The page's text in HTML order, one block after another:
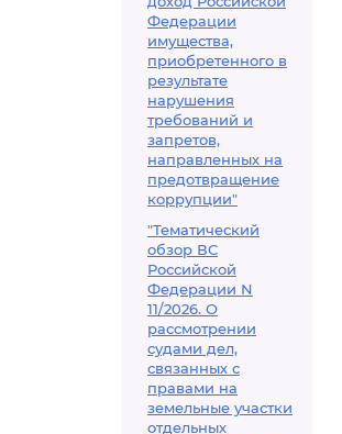
Федерации
имущества,
приобретенного в
результате
нарушения
требований и
запретов,
направленных на
предотвращение
коррупции"
"Тематический
обзор ВС
Российской
Федерации N
11/2026. О
рассмотрении
судами дел,
связанных с
правами на
земельные участки
отдельных